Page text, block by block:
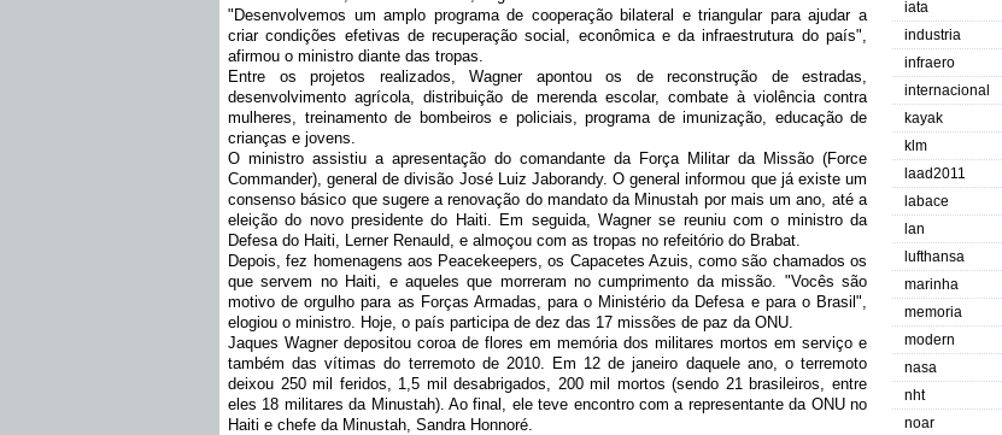
"Desenvolvemos um amplo programa de cooperação bilateral e triangular para ajudar a
criar condições efetivas de recuperação social, econômica e da infraestrutura do país",
afirmou o ministro diante das tropas.
Entre os projetos realizados, Wagner apontou os de reconstrução de estradas,
desenvolvimento agrícola, distribuição de merenda escolar, combate à violência contra
mulheres, treinamento de bombeiros e policiais, programa de imunização, educação de
crianças e jovens.
O ministro assistiu a apresentação do comandante da Força Militar da Missão (Force
Commander), general de divisão José Luiz Jaborandy. O general informou que já existe um
consenso básico que sugere a renovação do mandato da Minustah por mais um ano, até a
eleição do novo presidente do Haiti. Em seguida, Wagner se reuniu com o ministro da
Defesa do Haiti, Lerner Renauld, e almoçou com as tropas no refeitório do Brabat.
Depois, fez homenagens aos Peacekeepers, os Capacetes Azuis, como são chamados os
que servem no Haiti, e aqueles que morreram no cumprimento da missão. "Vocês são
motivo de orgulho para as Forças Armadas, para o Ministério da Defesa e para o Brasil",
elogiou o ministro. Hoje, o país participa de dez das 17 missões de paz da ONU.
Jaques Wagner depositou coroa de flores em memória dos militares mortos em serviço e
também das vítimas do terremoto de 2010. Em 12 de janeiro daquele ano, o terremoto
deixou 250 mil feridos, 1,5 mil desabrigados, 200 mil mortos (sendo 21 brasileiros, entre
eles 18 militares da Minustah). Ao final, ele teve encontro com a representante da ONU no
Haiti e chefe da Minustah, Sandra Honnoré.
iata
industria
infraero
internacional
kayak
klm
laad2011
labace
lan
lufthansa
marinha
memoria
modern
nasa
nht
noar